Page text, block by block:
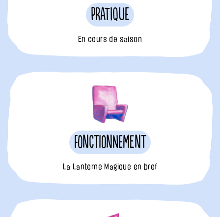
Pratique
En cours de saison
Fonctionnement
La Lanterne Magique en bref